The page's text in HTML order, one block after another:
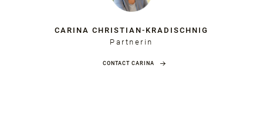
CARINA CHRISTIAN-KRADISCHNIG
Partnerin
CONTACT CARINA